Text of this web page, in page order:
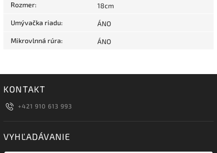
Rozmer: 18cm
Umývačka riadu: ÁNO
Mikrovlnná rúra: ÁNO
KONTAKT
+421 910 613 993
VYHĽADÁVANIE